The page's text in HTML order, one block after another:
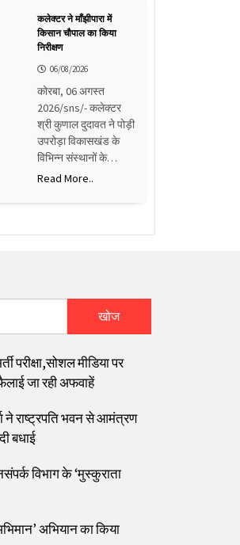
कलेक्टर ने माँझीपारा में
किसान चौपाल का किया
निरीक्षण
06/08/2026
कोरबा, 06 अगस्त
2026/sns/- कलेक्टर
श्री कुणाल दुदावत ने पोड़ी
उपरोड़ा विकासखंड के
विभिन्न संस्थानों के…
Read More..
खोज
परीक्षा,सोशल मीडिया पर
जा रही अफवाहें
ने राष्ट्रपति भवन से आमंत्रण
बधाई
विभाग के ‘मुस्कुराता
अभियान का किया